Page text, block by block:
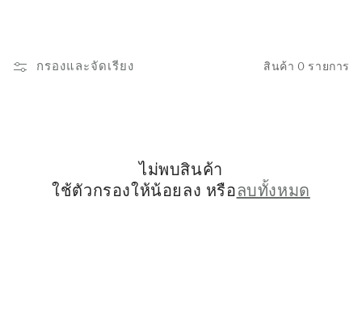
กรองและจัดเรียง สินค้า 0 รายการ
ไม่พบสินค้า
ใช้ตัวกรองให้น้อยลง หรือลบทั้งหมด